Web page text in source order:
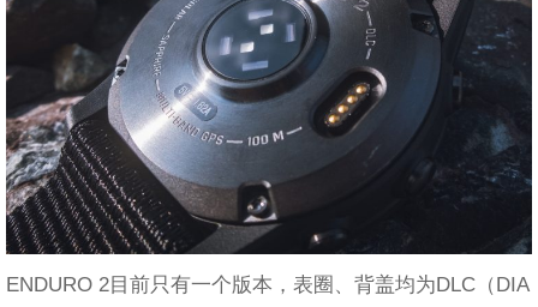
ENDURO 2目前只有一个版本，表圈、背盖均为DLC（DIA